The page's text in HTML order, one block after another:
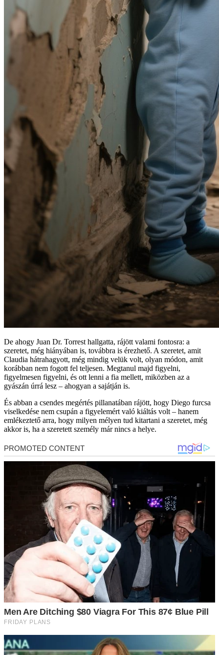
De ahogy Juan Dr. Torrest hallgatta, rájött valami fontosra: a
szeretet, még hiányában is, továbbra is érezhető. A szeretet, amit
Claudia hátrahagyott, még mindig velük volt, olyan módon, amit
korábban nem fogott fel teljesen. Megtanul majd figyelni,
figyelmesen figyelni, és ott lenni a fia mellett, miközben az a
gyászán úrrá lesz – ahogyan a sajátján is.
És abban a csendes megértés pillanatában rájött, hogy Diego furcsa
viselkedése nem csupán a figyelemért való kiáltás volt – hanem
emlékeztető arra, hogy milyen mélyen tud kitartani a szeretet, még
akkor is, ha a szeretett személy már nincs a helye.